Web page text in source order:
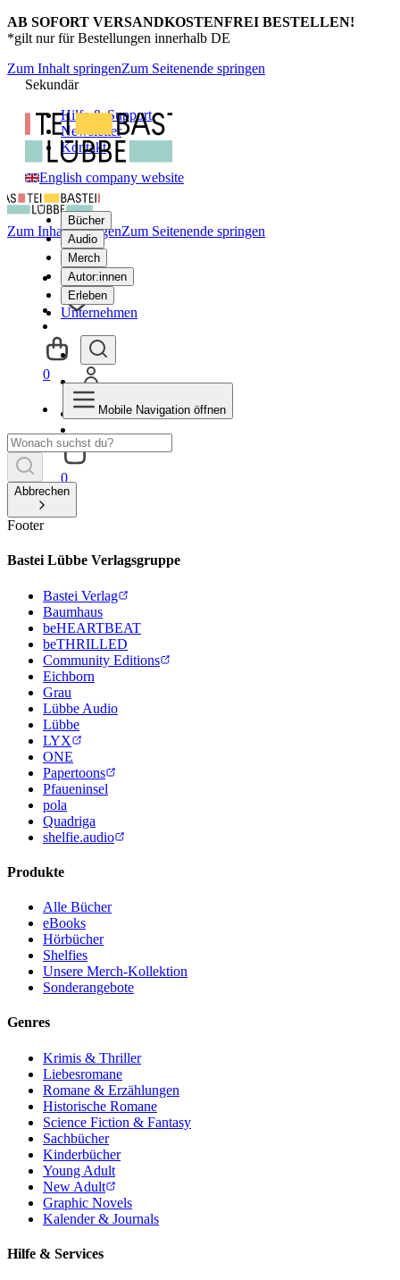
AB SOFORT VERSANDKOSTENFREI BESTELLEN!
*gilt nur für Bestellungen innerhalb DE
Zum Inhalt springenZum Seitenende springen
Sekundär
Hilfe & Support
Newsletter
Kontakt
English company website
Bücher
Audio
Merch
Autor:innen
Erleben
Unternehmen
0
Zum Inhalt springenZum Seitenende springen
0
Mobile Navigation öffnen
Abbrechen
Footer
Bastei Lübbe Verlagsgruppe
Bastei Verlag
Baumhaus
beHEARTBEAT
beTHRILLED
Community Editions
Eichborn
Grau
Lübbe Audio
Lübbe
LYX
ONE
Papertoons
Pfaueninsel
pola
Quadriga
shelfie.audio
Produkte
Alle Bücher
eBooks
Hörbücher
Shelfies
Unsere Merch-Kollektion
Sonderangebote
Genres
Krimis & Thriller
Liebesromane
Romane & Erzählungen
Historische Romane
Science Fiction & Fantasy
Sachbücher
Kinderbücher
Young Adult
New Adult
Graphic Novels
Kalender & Journals
Hilfe & Services